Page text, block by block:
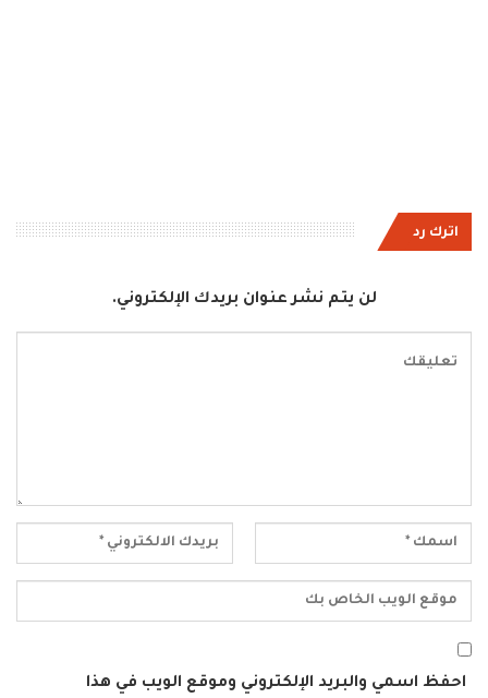
اترك رد
لن يتم نشر عنوان بريدك الإلكتروني.
احفظ اسمي والبريد الإلكتروني وموقع الويب في هذا